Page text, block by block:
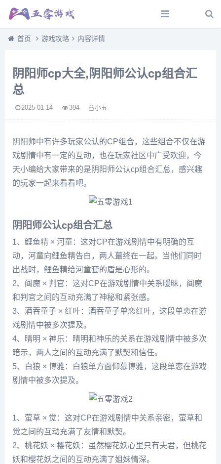
首页 游戏攻略 内容详情
阴阳师cp大全,阴阳师公认cp组合汇
总
2025-01-14 394 小五
阴阳师中有许多玩家公认的CP组合，这些组合不仅在游
戏剧情中有一定的互动，也在玩家社区中广受欢迎，今
天小编给大家带来的是阴阳师公认cp组合汇总，感兴趣
的玩家一起来看看吧。
阴阳师公认cp组合汇总
1、鲤鱼精 × 河童：这对CP在游戏剧情中有明确的互
动，河童向鲤鱼精告白，两人蕞终在一起。当他们同时
出战时，鲤鱼精给河童套的盾是心形的。
2、阎魔 × 判官：这对CP在游戏剧情中关系暧昧，阎魔
和判官之间的互动充满了神秘和紧张感。
3、酒吞童子 × 红叶：酒吞童子单恋红叶，这段单恋在游
戏剧情中被多次提及。
4、晴明 × 神乐：晴明和神乐的关系在游戏剧情中被多次
暗示，两人之间的互动充满了默契和信任。
5、白狼 × 博雅：白狼单方面仰慕博雅，这段单恋在游戏
剧情中被多次提及。
1、萤草 × 觉：这对CP在游戏剧情中关系亲密，萤草和
觉之间的互动充满了友情和默契。
2、桃花妖 × 樱花妖：虽然樱花妖心里只有夫君，但桃花
妖和樱花妖之间的互动充满了姐妹情深。